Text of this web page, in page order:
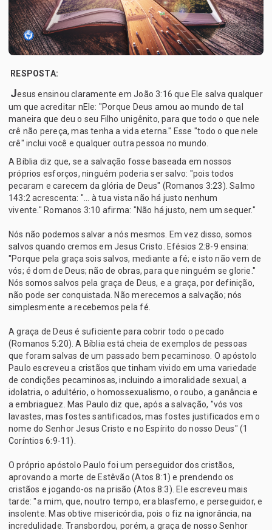
RESPOSTA:
Jesus ensinou claramente em João 3:16 que Ele salva qualquer
um que acreditar nEle: "Porque Deus amou ao mundo de tal
maneira que deu o seu Filho unigênito, para que todo o que nele
crê não pereça, mas tenha a vida eterna." Esse "todo o que nele
crê" inclui você e qualquer outra pessoa no mundo.
A Bíblia diz que, se a salvação fosse baseada em nossos
próprios esforços, ninguém poderia ser salvo: "pois todos
pecaram e carecem da glória de Deus" (Romanos 3:23). Salmo
143:2 acrescenta: "... à tua vista não há justo nenhum
vivente." Romanos 3:10 afirma: "Não há justo, nem um sequer."
Nós não podemos salvar a nós mesmos. Em vez disso, somos
salvos quando cremos em Jesus Cristo. Efésios 2:8-9 ensina:
"Porque pela graça sois salvos, mediante a fé; e isto não vem de
vós; é dom de Deus; não de obras, para que ninguém se glorie."
Nós somos salvos pela graça de Deus, e a graça, por definição,
não pode ser conquistada. Não merecemos a salvação; nós
simplesmente a recebemos pela fé.
A graça de Deus é suficiente para cobrir todo o pecado
(Romanos 5:20). A Bíblia está cheia de exemplos de pessoas
que foram salvas de um passado bem pecaminoso. O apóstolo
Paulo escreveu a cristãos que tinham vivido em uma variedade
de condições pecaminosas, incluindo a imoralidade sexual, a
idolatria, o adultério, o homossexualismo, o roubo, a ganância e
a embriaguez. Mas Paulo diz que, após a salvação, "vós vos
lavastes, mas fostes santificados, mas fostes justificados em o
nome do Senhor Jesus Cristo e no Espírito do nosso Deus" (1
Coríntios 6:9-11).
O próprio apóstolo Paulo foi um perseguidor dos cristãos,
aprovando a morte de Estêvão (Atos 8:1) e prendendo os
cristãos e jogando-os na prisão (Atos 8:3). Ele escreveu mais
tarde: "a mim, que, noutro tempo, era blasfemo, e perseguidor, e
insolente. Mas obtive misericórdia, pois o fiz na ignorância, na
incredulidade. Transbordou, porém, a graça de nosso Senhor